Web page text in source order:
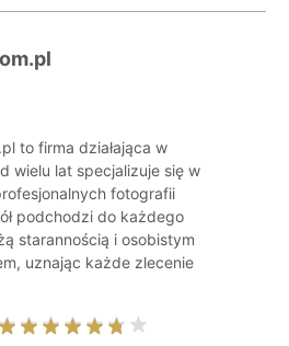
to firma działająca w
wielu lat specjalizuje się w
fotografii
podchodzi do każdego
starannością i osobistym
uznając każde zlecenie